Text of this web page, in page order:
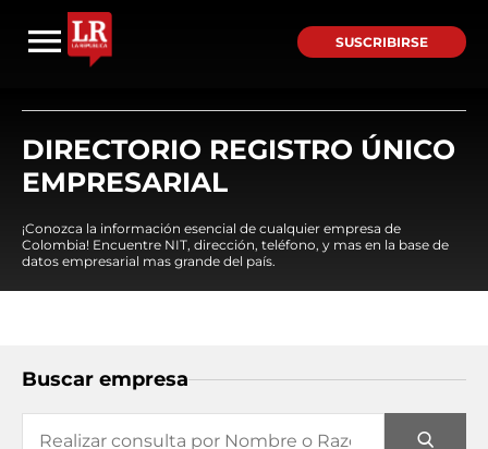
SUSCRIBIRSE
DIRECTORIO REGISTRO ÚNICO
EMPRESARIAL
¡Conozca la información esencial de cualquier empresa de
Colombia! Encuentre NIT, dirección, teléfono, y mas en la base de
datos empresarial mas grande del país.
Buscar empresa